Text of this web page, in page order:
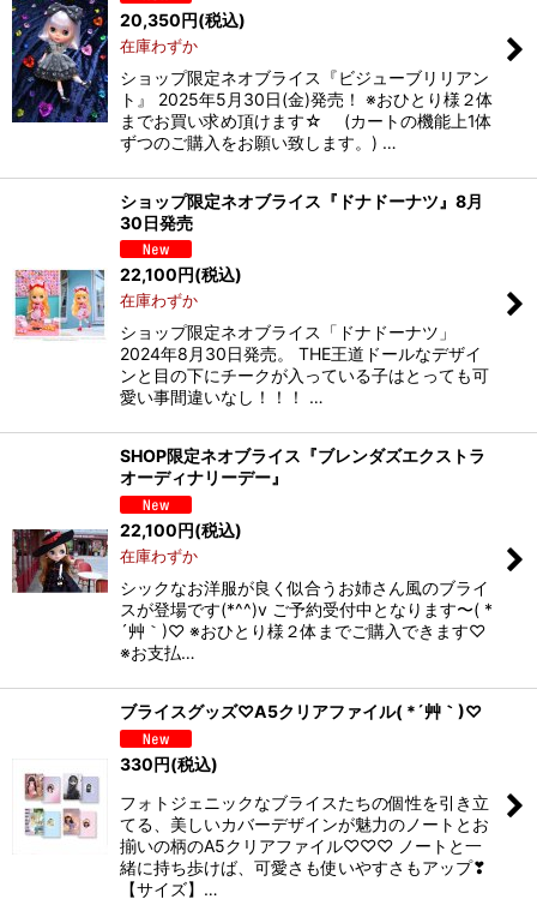
20,350円(税込)
在庫わずか
ショップ限定ネオブライス『ビジューブリリアン
ト』 2025年5月30日(金)発売！ ※おひとり様２体
までお買い求め頂けます☆ (カートの機能上1体
ずつのご購入をお願い致します。) …
ショップ限定ネオブライス『ドナドーナツ』8月
30日発売
22,100円(税込)
在庫わずか
ショップ限定ネオブライス「ドナドーナツ」
2024年8月30日発売。 THE王道ドールなデザイ
ンと目の下にチークが入っている子はとっても可
愛い事間違いなし！！！ …
SHOP限定ネオブライス『ブレンダズエクストラ
オーディナリーデー』
22,100円(税込)
在庫わずか
シックなお洋服が良く似合うお姉さん風のブライ
スが登場です(*^^)v ご予約受付中となります〜( *
´艸｀)♡ ※おひとり様２体までご購入できます♡
※お支払…
ブライスグッズ♡A5クリアファイル( *´艸｀)♡
330円(税込)
フォトジェニックなブライスたちの個性を引き立
てる、美しいカバーデザインが魅力のノートとお
揃いの柄のA5クリアファイル♡♡♡ ノートと一
緒に持ち歩けば、可愛さも使いやすさもアップ❣
【サイズ】…